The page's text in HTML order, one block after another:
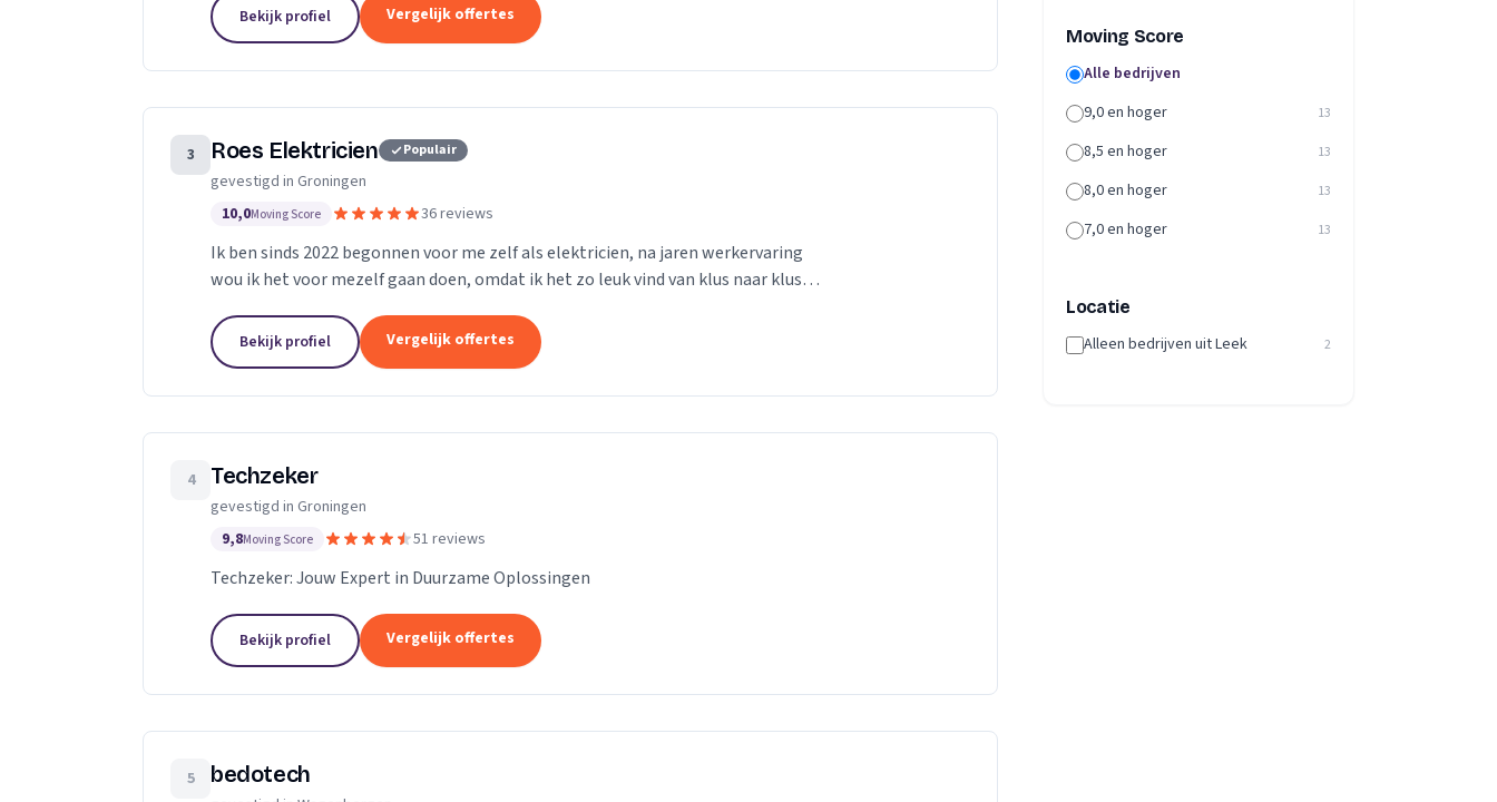
Bekijk profiel Vergelijk offertes
3 Roes Elektricien Populair
gevestigd in Groningen
10,0Moving Score 36 reviews
Ik ben sinds 2022 begonnen voor me zelf als elektricien, na jaren werkervaring
wou ik het voor mezelf gaan doen, omdat ik het zo leuk vind van klus naar klus…
Bekijk profiel Vergelijk offertes
4 Techzeker
gevestigd in Groningen
9,8Moving Score 51 reviews
Techzeker: Jouw Expert in Duurzame Oplossingen
Bekijk profiel Vergelijk offertes
5 bedotech
Moving Score
Alle bedrijven
9,0 en hoger
13
8,5 en hoger 13
8,0 en hoger 13
7,0 en hoger 13
Locatie
Alleen bedrijven uit Leek 2